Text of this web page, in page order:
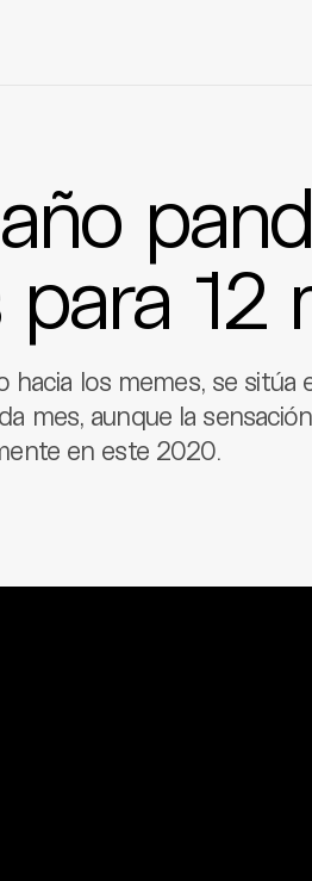
12
hacia los memes, se sitúa
mes, aunque la
en este 2020.